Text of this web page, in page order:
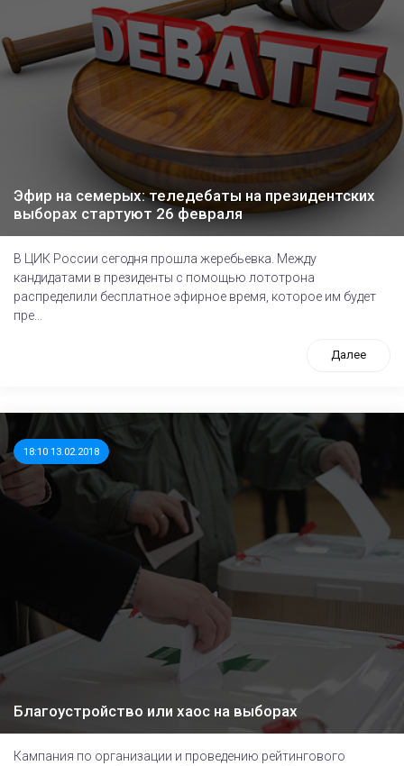
Эфир на семерых: теледебаты на президентских
выборах стартуют 26 февраля
В ЦИК России сегодня прошла жеребьевка. Между
кандидатами в президенты с помощью лототрона
распределили бесплатное эфирное время, которое им будет
пре...
Далее
18:10 13.02.2018
Благоустройство или хаос на выборах
Кампания по организации и проведению рейтингового